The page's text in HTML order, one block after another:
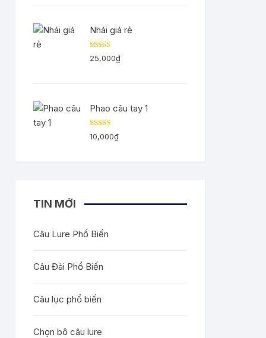
Nhái giá rẻ
Được
xếp
25,000₫
Phao câu tay 1
Được
xếp
10,000₫
TIN MỚI
Câu Lure Phổ Biến
Câu Đài Phổ Biến
Câu lục phổ biến
Chọn bộ câu lure